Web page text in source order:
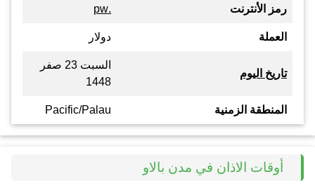
رمز الأنترنت .pw
العملة دولار
تاريخ اليوم
السبت 23 صفر
1448
المنطقة الزمنية Pacific/Palau
أوقات الاذان في مدن بالاو